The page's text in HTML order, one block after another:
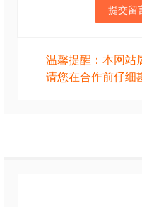
提交留
温馨提醒：本网站
请您在合作前仔细